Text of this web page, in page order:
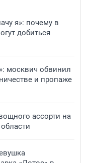
я»: почему в
добиться
москвич обвинил
и пропаже
ассорти на